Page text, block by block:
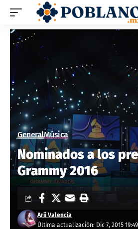
GeneralMúsica
Nominados a los
Grammy 2016
Última actualización: Dic 7, 2015 19:49
Arii Valencia